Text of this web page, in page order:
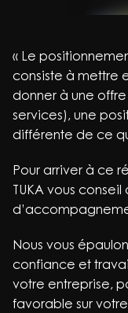
« Le
consiste à mettre
donner à une
services), une
différente de ce
Pour arriver à ce
TUKA vous
Nous vous
confiance et
votre entreprise,
favorable sur